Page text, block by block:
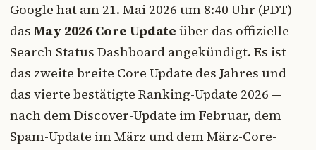
Google hat am 21. Mai 2026 um 8:40 Uhr (PDT)
das May 2026 Core Update über das offizielle
Search Status Dashboard angekündigt. Es ist
das zweite breite Core Update des Jahres und
das vierte bestätigte Ranking-Update 2026 —
nach dem Discover-Update im Februar, dem
Spam-Update im März und dem März-Core-